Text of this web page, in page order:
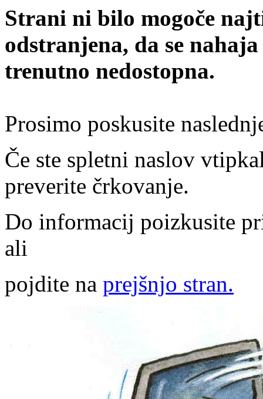
Strani ni bilo mogoče
odstranjena, da se
trenutno nedostopna.
Prosimo poskusite
Če ste spletni naslov
preverite črkovanje.
Do informacij poizkusite
ali
pojdite na prejšnjo stran.